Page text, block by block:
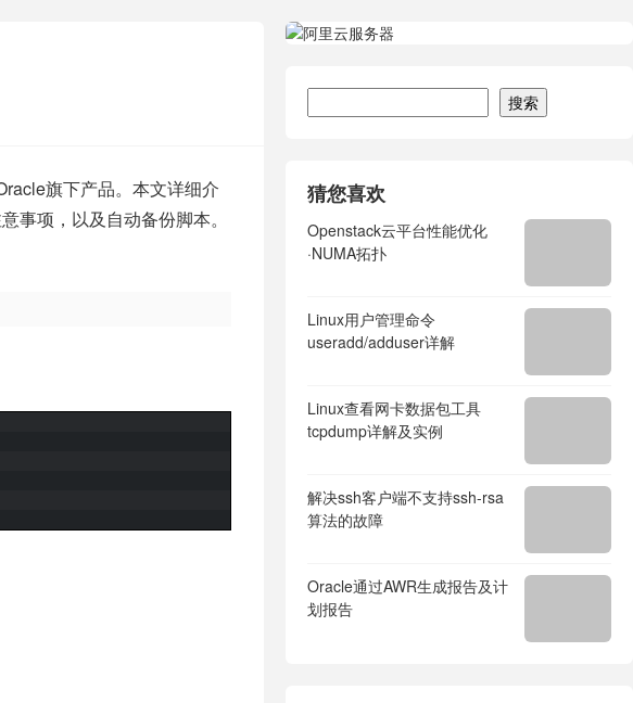
旗下产品。本文详细介
事项，以及自动备份脚本。
搜索
猜您喜欢
Openstack云平台性能优化
·NUMA拓扑
Linux用户管理命令
useradd/adduser详解
Linux查看网卡数据包工具
tcpdump详解及实例
解决ssh客户端不支持ssh-rsa
算法的故障
Oracle通过AWR生成报告及计
划报告